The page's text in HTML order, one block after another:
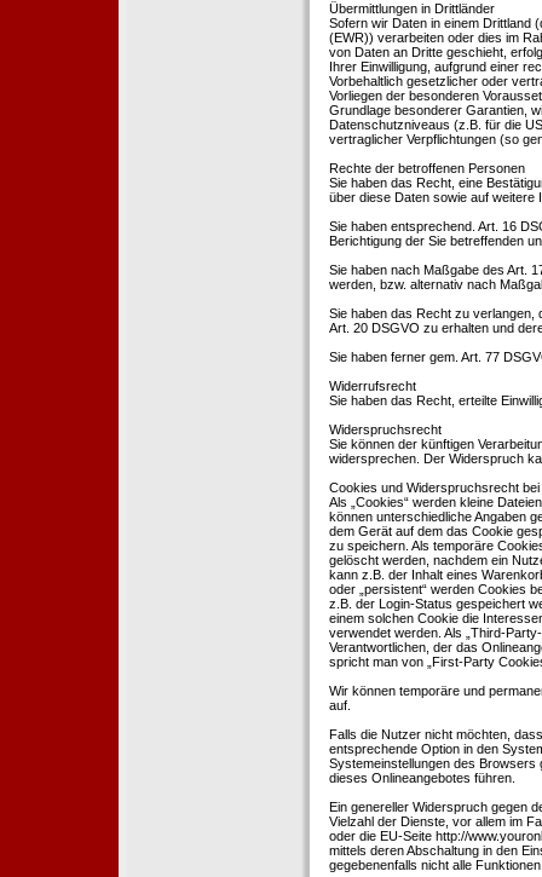
Übermittlungen in Drittländer
Sofern wir Daten in einem Drittland
(EWR)) verarbeiten oder dies im
von Daten an Dritte geschieht,
Ihrer Einwilligung, aufgrund einer
Vorbehaltlich gesetzlicher oder
Vorliegen der besonderen
Grundlage besonderer Garantien,
Datenschutzniveaus (z.B. für die
vertraglicher Verpflichtungen (so
Rechte der betroffenen Personen
Sie haben das Recht, eine
über diese Daten sowie auf weitere
Sie haben entsprechend. Art. 16
Berichtigung der Sie betreffenden
Sie haben nach Maßgabe des Art.
werden, bzw. alternativ nach
Sie haben das Recht zu verlangen,
Art. 20 DSGVO zu erhalten und
Sie haben ferner gem. Art. 77
Widerrufsrecht
Sie haben das Recht, erteilte
Widerspruchsrecht
Sie können der künftigen
widersprechen. Der Widerspruch
Cookies und Widerspruchsrecht
Als „Cookies“ werden kleine
können unterschiedliche Angaben
dem Gerät auf dem das Cookie
zu speichern. Als temporäre
gelöscht werden, nachdem ein
kann z.B. der Inhalt eines
oder „persistent“ werden Cookies
z.B. der Login-Status gespeichert
einem solchen Cookie die
verwendet werden. Als „Third-
Verantwortlichen, der das
spricht man von „First-Party
Wir können temporäre und
auf.
Falls die Nutzer nicht möchten,
entsprechende Option in den
Systemeinstellungen des
dieses Onlineangebotes führen.
Ein genereller Widerspruch gegen
Vielzahl der Dienste, vor allem im
oder die EU-Seite http://
mittels deren Abschaltung in den
gegebenenfalls nicht alle